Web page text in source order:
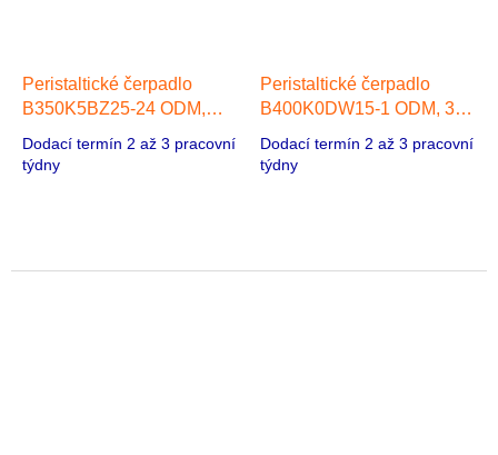
Peristaltické čerpadlo
B350K5BZ25-24 ODM,
Stepper Motor
Dodací termín 2 až 3 pracovní
týdny
Peristaltické čerpadlo
B400K0DW15-1 ODM, 332
Motor
Dodací termín 2 až 3 pracovní
týdny